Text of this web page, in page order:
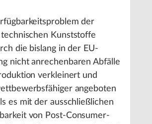
der
Kunststoffe
die bislang in der EU-
nicht anrechenbaren Abfälle
verkleinert und
angeboten
es mit der ausschließlichen
von Post-Consumer-